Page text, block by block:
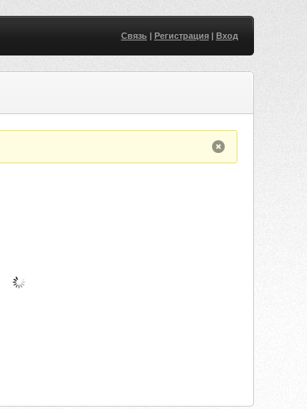
Связь| Регистрация| Вход